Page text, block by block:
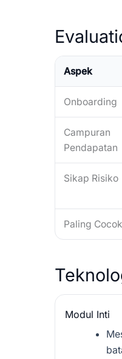
Aspek
Onboarding
Campuran
Pendapatan
Sikap Risiko
Paling Cocok
Modul Inti